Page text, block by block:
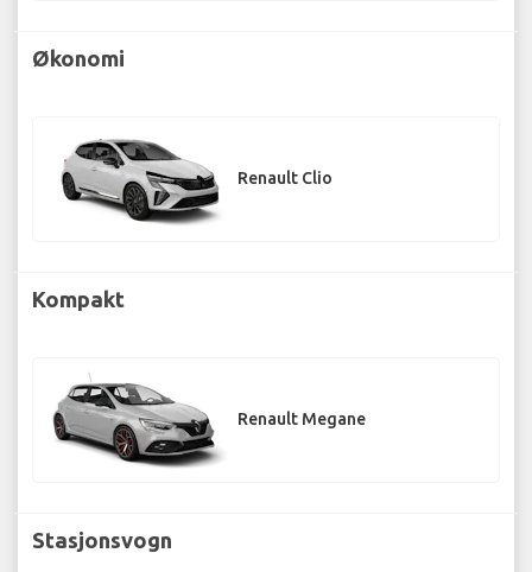
Økonomi
Renault Clio
Kompakt
Renault Megane
Stasjonsvogn